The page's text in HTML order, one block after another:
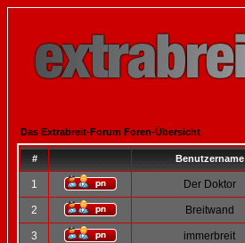
Das Extrabreit-Forum Foren-Übersicht
# Benutzername
1 Der Doktor
2 Breitwand
3 immerbreit